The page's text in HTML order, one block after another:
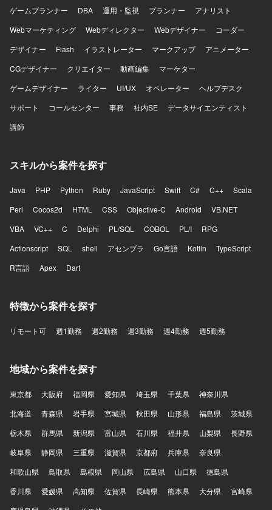
ゲームプランナー
DBA 運用・監視 プランナー
アナリスト
Webマーケティング
Webディレクター Webデザイナー
コーダー
デザイナー
Flash イラストレーター マークアップ
アニメーター
CGデザイナー
クリエイター 動画編集
マーケター
ゲームデザイナー
ライター UI/UX オペレーター
ヘルプデスク
サポート
コールセンター 事務 社内SE
データサイエンティスト
講師
スキルから案件を探す
Java PHP Python Ruby JavaScript Swift C# C++
Scala
Perl
Cocos2d HTML CSS Objective-C Android
VB.NET
VBA
VC++ C Delphi PL/SQL COBOL PL/I
RPG
Actionscript
SQL shell アセンブラ Go言語 Kotlin
TypeScript
R言語
Apex Dart
特徴から案件を探す
リモート可 週1勤務 週2勤務 週3勤務 週4勤務 週5勤務
地域から案件を探す
東京都 大阪府 福岡県 愛知県 埼玉県 千葉県
神奈川県
北海道
青森県 岩手県 宮城県 秋田県 山形県 福島県
茨城県
栃木県
群馬県 新潟県 富山県 石川県 福井県 山梨県
長野県
岐阜県
静岡県 三重県 滋賀県 京都府 兵庫県
奈良県
和歌山県
鳥取県 島根県 岡山県 広島県 山口県
徳島県
香川県
愛媛県 高知県 佐賀県 長崎県 熊本県 大分県
宮崎県